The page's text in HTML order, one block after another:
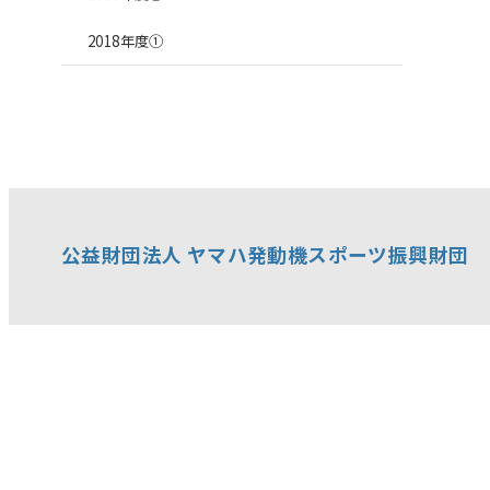
2018年度①
公益財団法人 ヤマハ発動機スポーツ振興財団